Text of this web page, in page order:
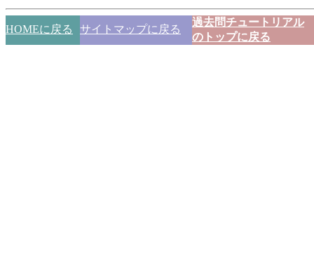
HOMEに戻る サイトマップに戻る
過去問チュートリアル
のトップに戻る